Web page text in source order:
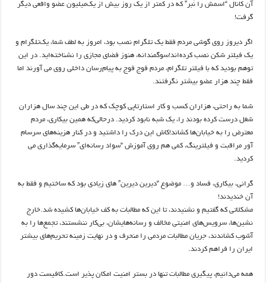
آن‌ کانال “اسمش را نَبر” که در کمتر از یک روز بیش از یک‌میلیون عضو واقعی دیگر
گرفت!
اگر دیروز روی گوشی مردم فقط یک تلگرام نصب بود، امروز به لطف شما، یک‌تلگرام و
یک فیلتر شکن نصب کرده‌اند!سوگمندانه، هنوز فضای مجازی را نشناخته‌اید. در این
توهم بودید که با فیلتر تلگرام، مردم فوج فوج به پیام‌رسان‌ داخلی‌ روی می آورند اما
فقط چند هزار عضو بیشتر نگرفتند.
شما به راحتی، هزاران کسب و کار استارتاپی کوچک که در طی این‌ چند سال هزاران
شغل درست کرده بودند را، یک‌ شبه نابود کردید. درحالی‌‌که همین بیکاری، مردم
معترض را به خیابان‌ها کشاند!کاش این درک را داشتید و در کنار هزینه‌های سرسام
آور مراقبت و فیلترینگ، کمی هم روی آموزش “سواد رسانه‌ای” سرمایه‌گذاری می
‌کردید.
گرانی، بیکاری، فساد و… موضوع “دیرین دیرین” های زیادی بود که ساختیم و فقط به
آن خندیدند!
مشکلاتی که گفتیم و نشنیدند، تا این که مطالبات به کف خیابان‌ها کشیده شد.خارج
نشین‌ها، سرویس‌های امنیتی مخالف و رسانه‌هایشان، بی‌کار ننشستند، تجمع‌ها را به
آشوب کشاندند، جریان مطالبات مردمی را منحرف و در نهایت زمینه تحریم‌های بیشتر
ایران را فراهم کردند.
همه می‌دانیم، پیگیری مطالبات تنها در بستر امنیت امکان پذیر است.کافیست دور